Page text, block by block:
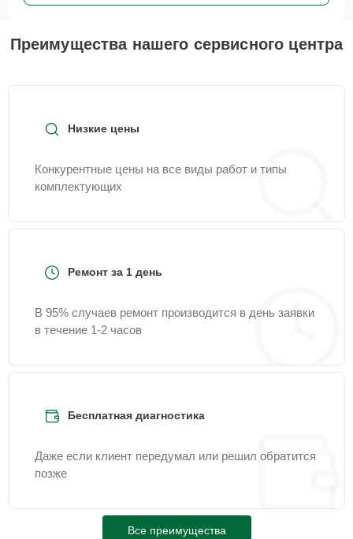
Преимущества нашего сервисного центра
Низкие цены
Конкурентные цены на все виды работ и типы
комплектующих
Ремонт за 1 день
В 95% случаев ремонт производится в день заявки
в течение 1-2 часов
Бесплатная диагностика
Даже если клиент передумал или решил обратится
позже
Все преимущества